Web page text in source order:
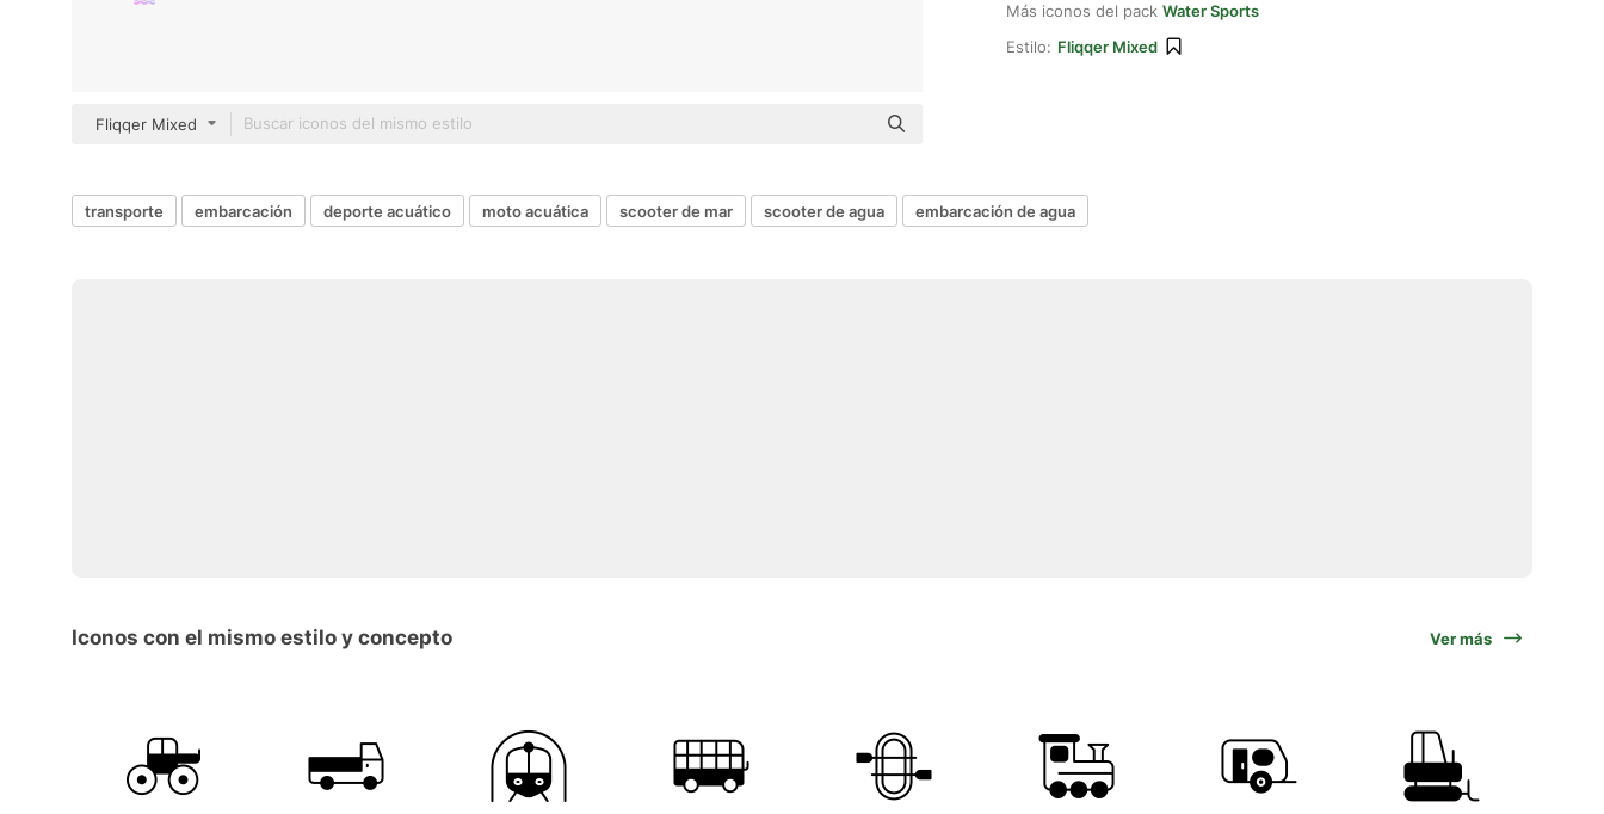
Fliqqer Mixed
Más iconos del pack Water Sports
Estilo: Fliqqer Mixed
transporte embarcación deporte acuático moto acuática scooter de mar scooter de agua embarcación de agua
Iconos con el mismo estilo y concepto Ver más